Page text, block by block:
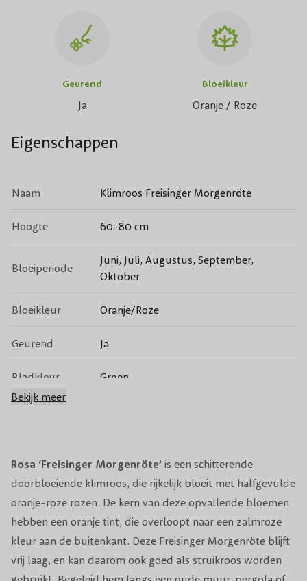
Rosa ‘Freisinger Morgenröte’ is een schitterende
doorbloeiende klimroos, die rijkelijk bloeit met halfgevulde
oranje-roze rozen. De kern van deze opvallende bloemen
hebben een oranje tint, die overloopt naar een zalmroze
kleur aan de buitenkant. Deze Freisinger Morgenröte blijft
vrij laag, en kan daarom ook goed als struikroos worden
Geurend
Ja
Bloeikleur
Oranje / Roze
Eigenschappen
Naam Klimroos Freisinger Morgenröte
Hoogte 60-80 cm
Bloeiperiode
Juni, Juli, Augustus, September,
Oktober
Bloeikleur Oranje/Roze
Geurend Ja
Bladkleur Groen
Volwassen
150-200 cm
Snoeiperiode Maart
Standplaats Zon, Halfschaduw
Bekijk meer